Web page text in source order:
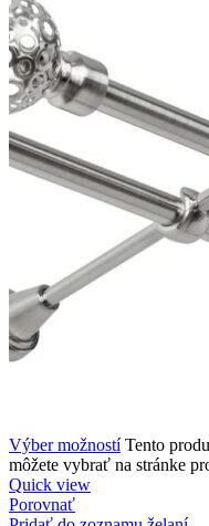
Výber možností Tento
môžete vybrať na stránke
Quick view
Porovnať